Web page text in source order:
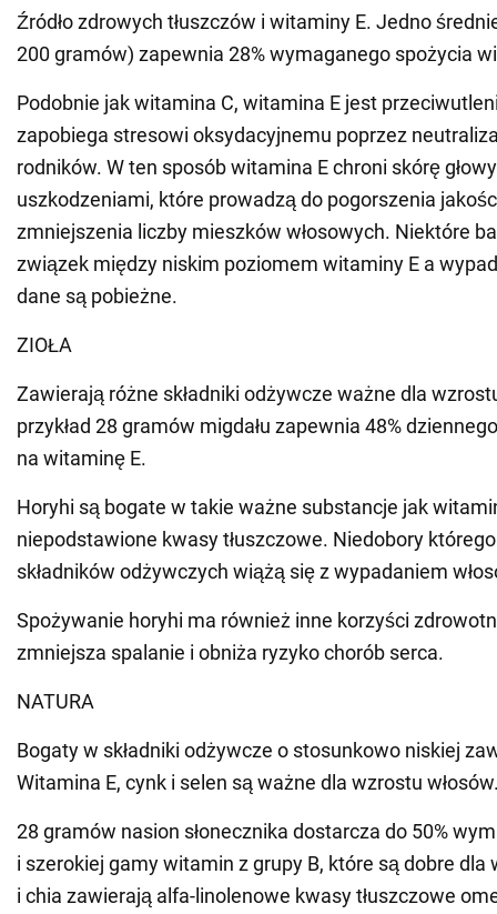
Źródło zdrowych tłuszczów i witaminy E. Jedno
200 gramów) zapewnia 28% wymaganego spożycia
Podobnie jak witamina C, witamina E jest
zapobiega stresowi oksydacyjnemu poprzez
rodników. W ten sposób witamina E chroni skórę
uszkodzeniami, które prowadzą do pogorszenia
zmniejszenia liczby mieszków włosowych. Niektóre
związek między niskim poziomem witaminy E a
dane są pobieżne.
ZIOŁA
Zawierają różne składniki odżywcze ważne dla
przykład 28 gramów migdału zapewnia 48%
na witaminę E.
Horyhi są bogate w takie ważne substancje jak
niepodstawione kwasy tłuszczowe. Niedobory
składników odżywczych wiążą się z wypadaniem
Spożywanie horyhi ma również inne korzyści
zmniejsza spalanie i obniża ryzyko chorób serca.
NATURA
Bogaty w składniki odżywcze o stosunkowo niskiej
Witamina E, cynk i selen są ważne dla wzrostu
28 gramów nasion słonecznika dostarcza do 50%
i szerokiej gamy witamin z grupy B, które są dobre dla
i chia zawierają alfa-linolenowe kwasy tłuszczowe